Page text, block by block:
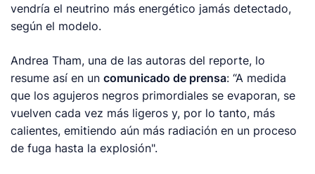
vendría el neutrino más energético jamás detectado,
según el modelo.
Andrea Tham, una de las autoras del reporte, lo
resume así en uncomunicado de prensa: “A medida
que los agujeros negros primordiales se evaporan, se
vuelven cada vez más ligeros y, por lo tanto, más
calientes, emitiendo aún más radiación en un proceso
de fuga hasta la explosión".